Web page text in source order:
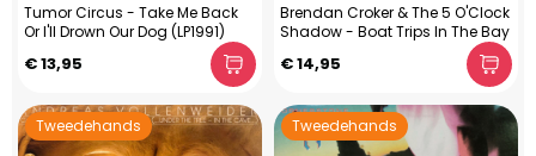
Tumor Circus - Take Me Back
Or I'll Drown Our Dog (LP1991)
€ 13,95
Brendan Croker & The 5 O'Clock
Shadow - Boat Trips In The Bay
€ 14,95
Tweedehands Tweedehands